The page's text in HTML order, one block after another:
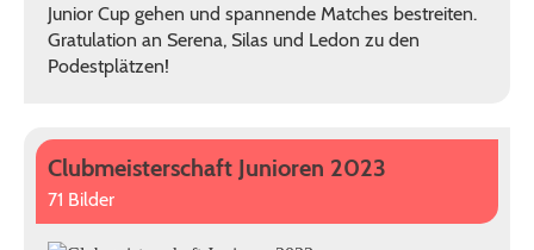
Junior Cup gehen und spannende Matches bestreiten.
Gratulation an Serena, Silas und Ledon zu den
Podestplätzen!
Clubmeisterschaft Junioren 2023
71 Bilder